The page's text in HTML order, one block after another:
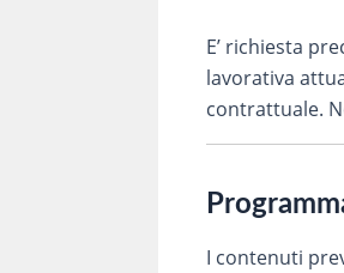
E’ richiesta
lavorativa
contrattuale.
I contenuti